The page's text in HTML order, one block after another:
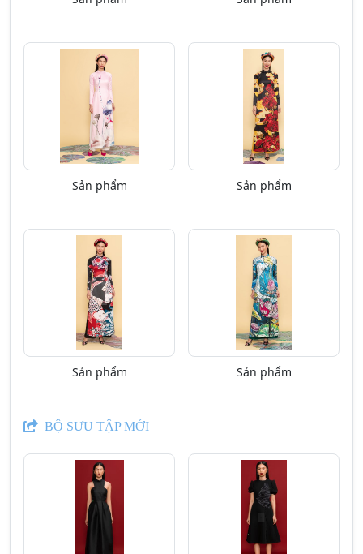
Sản phẩm Sản phẩm
Sản phẩm Sản phẩm
BỘ SƯU TẬP MỚI